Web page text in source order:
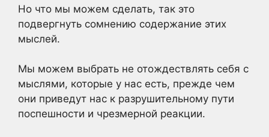
Но что мы можем сделать, так это
подвергнуть сомнению содержание этих
мыслей.
Мы можем выбрать не отождествлять себя с
мыслями, которые у нас есть, прежде чем
они приведут нас к разрушительному пути
поспешности и чрезмерной реакции.